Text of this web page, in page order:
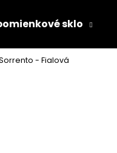
sklo
- Fialovánájsť?